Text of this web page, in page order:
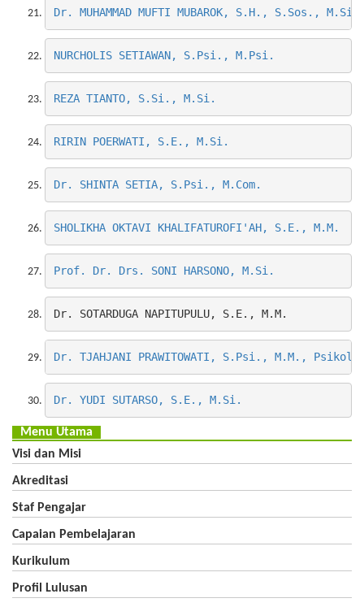
Dr. MUHAMMAD MUFTI MUBAROK, S.H., S.Sos., M.Si.
NURCHOLIS SETIAWAN, S.Psi., M.Psi.
REZA TIANTO, S.Si., M.Si.
RIRIN POERWATI, S.E., M.Si.
Dr. SHINTA SETIA, S.Psi., M.Com.
SHOLIKHA OKTAVI KHALIFATUROFI'AH, S.E., M.M.
Prof. Dr. Drs. SONI HARSONO, M.Si.
Dr. SOTARDUGA NAPITUPULU, S.E., M.M.
Dr. TJAHJANI PRAWITOWATI, S.Psi., M.M.,
Dr. YUDI SUTARSO, S.E., M.Si.
Menu Utama
Visi dan Misi
Akreditasi
Staf Pengajar
Capaian Pembelajaran
Kurikulum
Profil Lulusan